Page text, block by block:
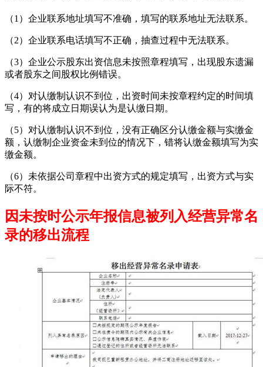
（1）企业联系地址填写不准确，填写的联系地址无法联系。
（2）企业联系电话填写不正确，抽查过程中无法联系。
（3）企业公示股东出资信息未按照章程填写，出现股东遗漏
或者股东之间股权比例错误。
（4）对认缴制认识不到位，出资时间未按章程约定的时间填
写，有的将成立日期误认为是认缴日期。
（5）对认缴制认识不到位，没有正确区分认缴金额与实缴金
额，认缴制企业资金未到位的情况下，错将认缴金额填写为实
缴金额。
（6）未依据公司章程中出资方式的规定填写，出资方式与实
际不符。
因未按时公示年报信息被列入经营异常名
录的移出流程